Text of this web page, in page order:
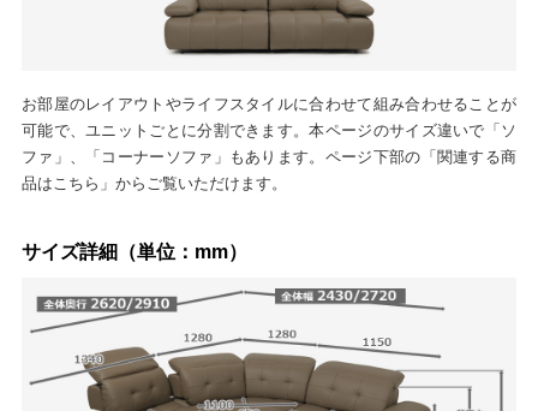
お部屋のレイアウトやライフスタイルに合わせて組み合わせることが
可能で、ユニットごとに分割できます。本ページのサイズ違いで「ソ
ファ」、「コーナーソファ」もあります。ページ下部の「関連する商
品はこちら」からご覧いただけます。
サイズ詳細（単位：mm）